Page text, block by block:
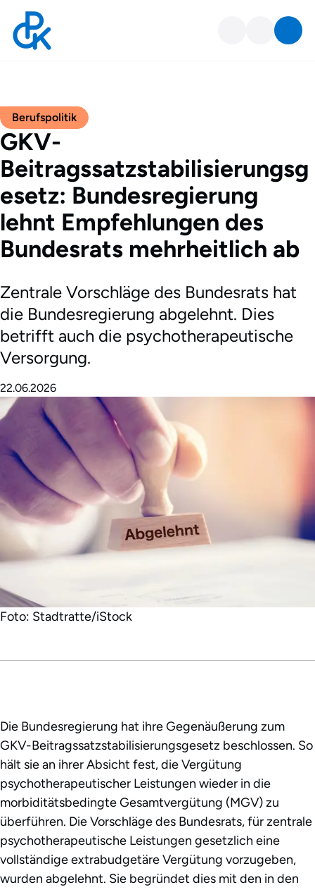
GKV-
Beitragssatzstabilisierungsg
esetz: Bundesregierung
lehnt Empfehlungen des
Bundesrats mehrheitlich ab
22.06.2026
Zentrale Vorschläge des Bundesrats hat
die Bundesregierung abgelehnt. Dies
betrifft auch die psychotherapeutische
Versorgung.
Berufspolitik
Foto: Stadtratte/iStock
Die Bundesregierung hat ihre Gegenäußerung zum
GKV-Beitragssatzstabilisierungsgesetz beschlossen. So
hält sie an ihrer Absicht fest, die Vergütung
psychotherapeutischer Leistungen wieder in die
morbiditätsbedingte Gesamtvergütung (MGV) zu
überführen. Die Vorschläge des Bundesrats, für zentrale
psychotherapeutische Leistungen gesetzlich eine
vollständige extrabudgetäre Vergütung vorzugeben,
wurden abgelehnt. Sie begründet dies mit den in den